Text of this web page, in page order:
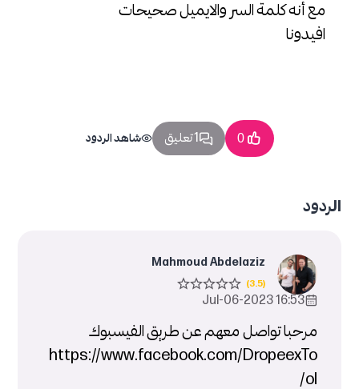
مع أنه كلمة السر والايميل صحيحات
افيدونا
0 1 تعليق شاهد الردود
الردود
Mahmoud Abdelaziz
16:53 2023-Jul-06
مرحبا تواصل معهم عن طريق الفيسبوك
https://www.facebook.com/DropeexTo
ol/